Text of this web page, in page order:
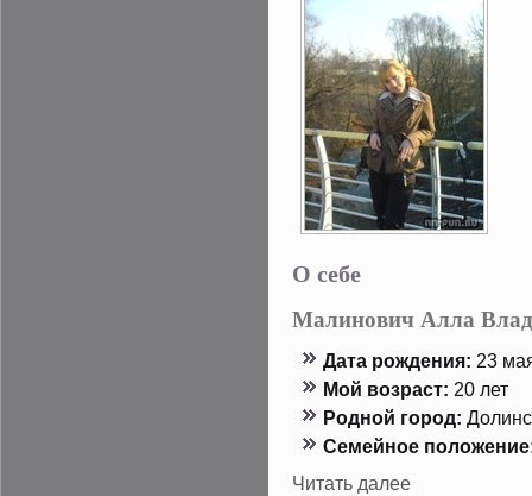
О себе
Малинович Алла
Дата рождения: 23
Мой возраст: 20 лет
Роднοй гοрод:
Семейнοе
Читать далее